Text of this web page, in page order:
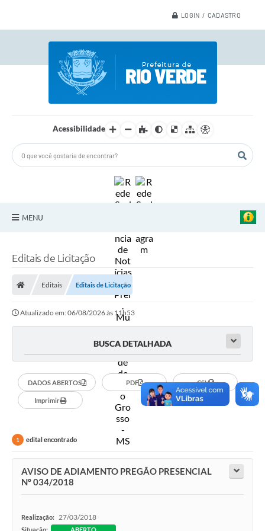
LOGIN / CADASTRO
Acessibilidade
MENU
Diário Oficial
Sala do Empreendedor
Transparência RPPS
Governança
Legislação
LGPD - Lei Geral de Proteção de Dados
Conselhos Municipais
Editais de Licitação
Editais Editais de Licitação
Atualizado em: 06/08/2026 às 11h53
BUSCA DETALHADA
DADOS ABERTOS PDF CSV
Imprimir
1 edital encontrado
AVISO DE ADIAMENTO PREGÃO PRESENCIAL
Nº 034/2018
Realização: 27/03/2018